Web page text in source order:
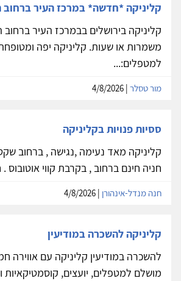
קליניקה *חדשה* במרכז העיר ברחוב
קליניקה בירושלים בבמרכז העיר
משמרות או שעות. קליניקה יפה
למטפלים:...
מור טסלר
ססיות פנויות בקליניקה
קליניקה מאד נעימה ,נגישה , ברחוב
חניה חינם ברחוב , בקרבת קווי אוטובוס
חנה מנדל-אינהורן
קליניקה להשכרה במודיעין
להשכרה במודיעין קליניקה עם אווירה
מושלם למטפלים, יועצים, קוסמטיקאיות